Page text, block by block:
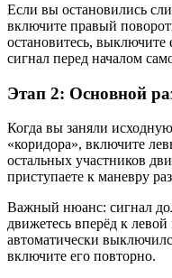
Если вы остановились
включите правый
остановитесь, выключите
сигнал перед началом
Этап 2: Основной
Когда вы заняли
«коридора», включите
остальных участников
приступаете к маневру
Важный нюанс: сигнал
движетесь вперёд к
автоматически
включите его повторно.